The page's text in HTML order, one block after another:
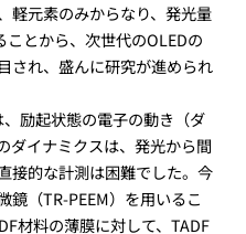
軽元素のみからなり、発光量
とから、次世代のOLEDの
され、盛んに研究が進められ
励起状態の電子の動き（ダ
ダイナミクスは、発光から間
接的な計測は困難でした。今
鏡（TR-PEEM）を用いるこ
材料の薄膜に対して、TADF